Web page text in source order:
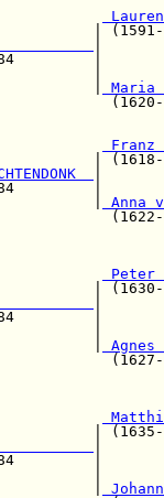
|
Franz
|